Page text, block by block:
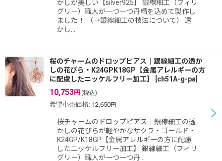
かしが美しい【silver925】 銀線細工（フィリ
グリー）職人が一つ一つ丹精を込めて製作し
ました！ （→銀線細工の技法について） 透
かし…
桜のチャームのドロップピアス｜銀線細工の透か
しの花びら・K24GPK18GP【金属アレルギーの方
に配慮したニッケルフリー加工】
ch51A-g-pa
10,753円 (税込)
希望小売価格: 12,650円
桜チャームのドロップピアス｜銀線細工の透
かしの花びらが軽やかなサクラ・ゴールド・
K24GP/K18GP【金属アレルギーの方に配慮
したニッケルフリー加工】 銀線細工（フィリ
グリー）職人が一つ一つ丹…